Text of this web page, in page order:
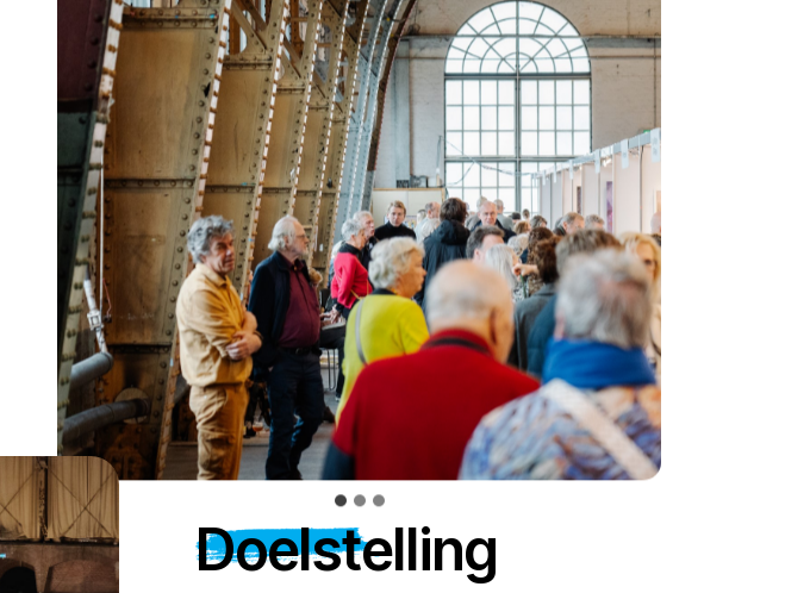
Doelstelling